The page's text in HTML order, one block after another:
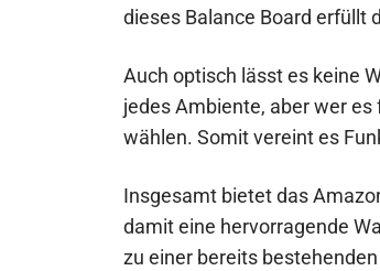
dieses Balance Board erfüllt
Auch optisch lässt es keine
jedes Ambiente, aber wer
wählen. Somit vereint es
Insgesamt bietet das
damit eine hervorragende
zu einer bereits